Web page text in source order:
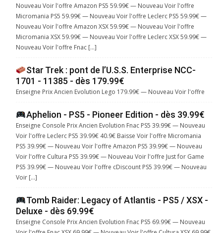
Nouveau Voir l'offre Amazon PS5 59.99€ — Nouveau Voir l'offre
Micromania PS5 59.99€ — Nouveau Voir l'offre Leclerc PS5 59.99€ —
Nouveau Voir l'offre Amazon XSX 59.99€ — Nouveau Voir l'offre
Micromania XSX 59.99€ — Nouveau Voir l'offre Leclerc XSX 59.99€ —
Nouveau Voir l'offre Fnac […]
Star Trek : pont de l’U.S.S. Enterprise NCC-
1701 - 11385 - dès 179.99€
Enseigne Prix Ancien Evolution Lego 179.99€ — Nouveau Voir l'offre
Aphelion - PS5 - Pioneer Edition - dès 39.99€
Enseigne Console Prix Ancien Evolution Fnac PS5 39.99€ — Nouveau
Voir l'offre Leclerc PS5 39.99€ 40.9€ Baisse Voir l'offre Micromania
PS5 39.99€ — Nouveau Voir l'offre Amazon PS5 39.99€ — Nouveau
Voir l'offre Cultura PS5 39.99€ — Nouveau Voir l'offre Just for Game
PS5 39.99€ — Nouveau Voir l'offre cDiscount PS5 39.99€ — Nouveau
Voir […]
Tomb Raider: Legacy of Atlantis - PS5 / XSX -
Deluxe - dès 69.99€
Enseigne Console Prix Ancien Evolution Fnac PS5 69.99€ — Nouveau